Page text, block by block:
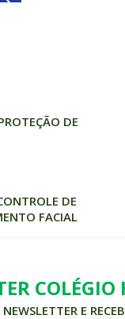
DE
DE
FACIAL
E